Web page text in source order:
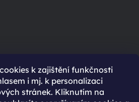
k zajištění funkčnosti
i mj. k personalizaci
stránek. Kliknutím na
údajům